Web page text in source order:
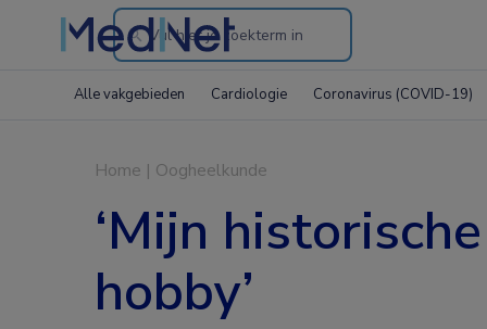
Search
the
Alle vakgebieden Cardiologie Coronavirus (COVID-19)
Home | Oogheelkunde
‘Mijn
hobby’